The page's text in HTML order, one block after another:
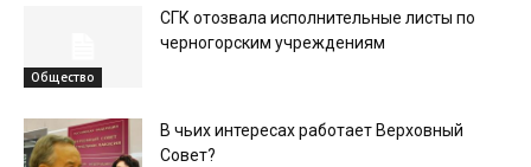
Общество
СГК отозвала исполнительные листы по
черногорским учреждениям
В чьих интересах работает Верховный
Совет?